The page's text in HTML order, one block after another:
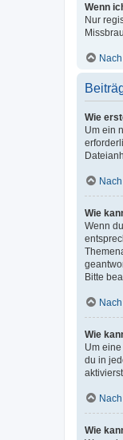
Wenn
Nur
Wie
Um ein
Wie
Wenn
Bitte
Wie
Um
du in
Wie